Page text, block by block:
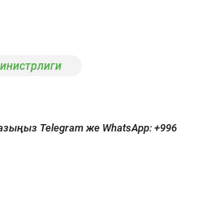
Telegram же WhatsApp: +996